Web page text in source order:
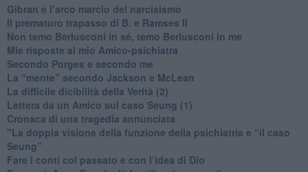
​Gibran e l’arco marcio del narcisismo
​Il prematuro trapasso di B. e Ramses II
​Non temo Berlusconi in sé, temo Berlusconi in me
​Mie risposte al mio Amico-psichiatra
​Secondo Porges e secondo me
​La “mente” secondo Jackson e McLean
La difficile dicibilità della Verità (2)
​Lettera da un Amico sul caso Seung (1)
​Cronaca di una tragedia annunciata
"​La doppia visione della funzione della psichiatria e “il caso
Seung”
​Fare i conti col passato e con l’idea di Dio